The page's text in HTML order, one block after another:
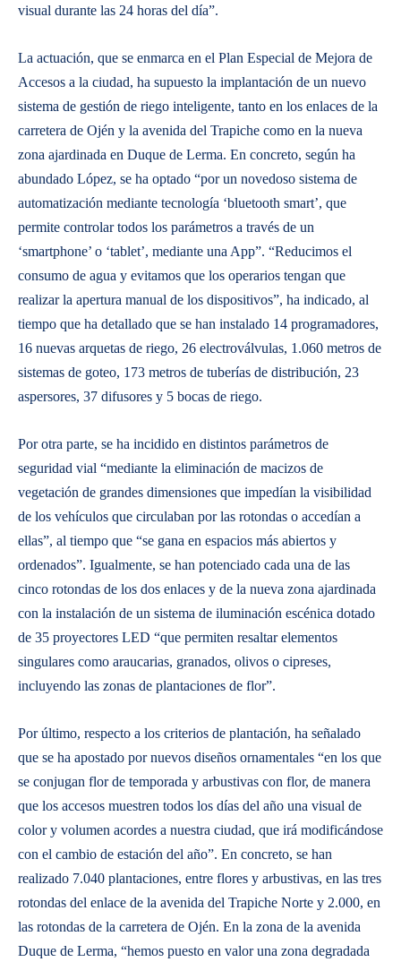
visual durante las 24 horas del día”.
La actuación, que se enmarca en el Plan Especial de Mejora de
Accesos a la ciudad, ha supuesto la implantación de un nuevo
sistema de gestión de riego inteligente, tanto en los enlaces de la
carretera de Ojén y la avenida del Trapiche como en la nueva
zona ajardinada en Duque de Lerma. En concreto, según ha
abundado López, se ha optado “por un novedoso sistema de
automatización mediante tecnología ‘bluetooth smart’, que
permite controlar todos los parámetros a través de un
‘smartphone’ o ‘tablet’, mediante una App”. “Reducimos el
consumo de agua y evitamos que los operarios tengan que
realizar la apertura manual de los dispositivos”, ha indicado, al
tiempo que ha detallado que se han instalado 14 programadores,
16 nuevas arquetas de riego, 26 electroválvulas, 1.060 metros de
sistemas de goteo, 173 metros de tuberías de distribución, 23
aspersores, 37 difusores y 5 bocas de riego.
Por otra parte, se ha incidido en distintos parámetros de
seguridad vial “mediante la eliminación de macizos de
vegetación de grandes dimensiones que impedían la visibilidad
de los vehículos que circulaban por las rotondas o accedían a
ellas”, al tiempo que “se gana en espacios más abiertos y
ordenados”. Igualmente, se han potenciado cada una de las
cinco rotondas de los dos enlaces y de la nueva zona ajardinada
con la instalación de un sistema de iluminación escénica dotado
de 35 proyectores LED “que permiten resaltar elementos
singulares como araucarias, granados, olivos o cipreses,
incluyendo las zonas de plantaciones de flor”.
Por último, respecto a los criterios de plantación, ha señalado
que se ha apostado por nuevos diseños ornamentales “en los que
se conjugan flor de temporada y arbustivas con flor, de manera
que los accesos muestren todos los días del año una visual de
color y volumen acordes a nuestra ciudad, que irá modificándose
con el cambio de estación del año”. En concreto, se han
realizado 7.040 plantaciones, entre flores y arbustivas, en las tres
rotondas del enlace de la avenida del Trapiche Norte y 2.000, en
las rotondas de la carretera de Ojén. En la zona de la avenida
Duque de Lerma, “hemos puesto en valor una zona degradada